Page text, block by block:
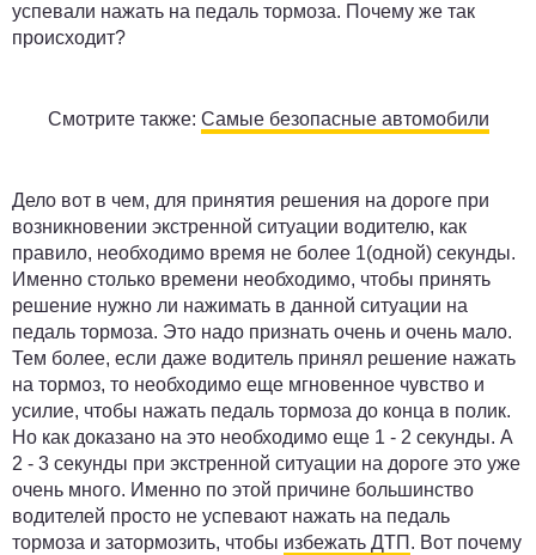
успевали нажать на педаль тормоза. Почему же так
происходит?
Смотрите также: Самые безопасные автомобили
Дело вот в чем, для принятия решения на дороге при
возникновении экстренной ситуации водителю, как
правило, необходимо время не более 1(одной) секунды.
Именно столько времени необходимо, чтобы принять
решение нужно ли нажимать в данной ситуации на
педаль тормоза. Это надо признать очень и очень мало.
Тем более, если даже водитель принял решение нажать
на тормоз, то необходимо еще мгновенное чувство и
усилие, чтобы нажать педаль тормоза до конца в полик.
Но как доказано на это необходимо еще 1 - 2 секунды. А
2 - 3 секунды при экстренной ситуации на дороге это уже
очень много. Именно по этой причине большинство
водителей просто не успевают нажать на педаль
тормоза и затормозить, чтобы избежать ДТП . Вот почему